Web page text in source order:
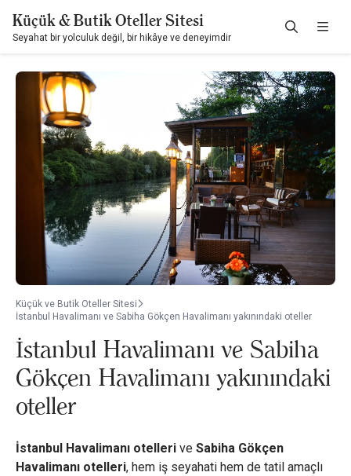
Küçük & Butik Oteller Sitesi
Seyahat bir yolculuk değil, bir hikâye ve deneyimdir
Küçük ve Butik Oteller Sitesi
İstanbul Havalimanı ve Sabiha Gökçen Havalimanı yakınındaki oteller
İstanbul Havalimanı ve Sabiha
Gökçen Havalimanı yakınındaki
oteller
İstanbul Havalimanı otelleri ve Sabiha Gökçen
Havalimanı otelleri, hem iş seyahati hem de tatil amaçlı